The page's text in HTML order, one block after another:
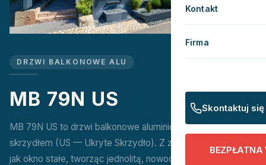
Kontakt
Firma
Skontaktuj
BEZPŁATNA
DRZWI BALKONOWE ALU
MB 79N US
MB 79N US to drzwi balkonowe aluminiowe z ukrytym
skrzydłem (US — Ukryte Skrzydło). Z zewnątrz wyglądają
jak okno stałe, tworząc jednolitą, nowoczesną elewację.